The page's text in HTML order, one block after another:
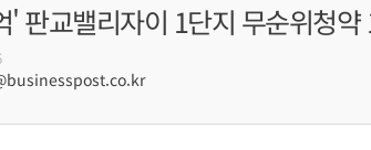
' 판교밸리자이 1단지 무순위청약